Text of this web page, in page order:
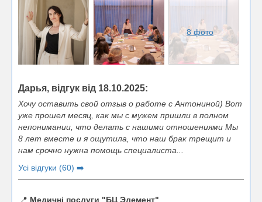
8 фото
Дарья, відгук від 18.10.2025:
Хочу оставить свой отзыв о работе с Антониной) Вот
уже прошел месяц, как мы с мужем пришли в полном
непонимании, что делать с нашими отношениями Мы
8 лет вместе и я ощутила, что наш брак трещит и
нам срочно нужна помощь специалиста...
Усі відгуки (60) ➡️
📍 Медичні послуги "БЦ Элемент"